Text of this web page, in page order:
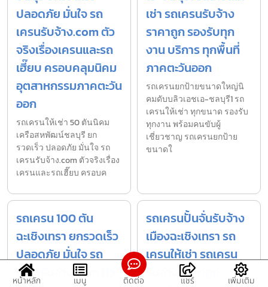
ปลอดภัย มั่นใจ รถ
เครนรับจ้าง.com ตัว
จริงเรื่องเครนและรถ
เฮี๊ยบ ครอบคลุมนิคม
อุตสาหกรรมภาคตะวัน
ออก
รถเครนให้เช่า 50 ตันนิคม
เครือสหพัฒน์ชลบุรี ยก
รวดเร็ว ปลอดภัย มั่นใจ รถ
เครนรับจ้าง.com ตัวจริงเรื่อง
เครนและรถเฮี๊ยบ ครอบค
เช่า รถเครนรับจ้าง
ราคาถูก รองรับทุก
งาน บริการ ทุกพื้นที่
ภาคตะวันออก
รถเครนยกป้ายขนาดใหญ่นิ
คมดับบลิวเอชเอ-ชลบุรี1 รถ
เครนให้เช่า ทุกขนาด รองรับ
ทุกงาน พร้อมคนขับผู้
เชี่ยวชาญ รถเครนยกป้าย
ขนาดใ
รถเครน 100 ตัน
ฉะเชิงเทรา ยกรวดเร็ว
ปลอดภัย มั่นใจ รถ
เครนรับจ้าง.com ตัว
รถเครนปั้นจั่นรับจ้าง
เมืองฉะเชิงเทรา รถ
เครนให้เช่า รถเครน
รับจ้าง ราคาถูก
หน้าหลัก เมนู ติดต่อ แชร์ เพิ่มเติม